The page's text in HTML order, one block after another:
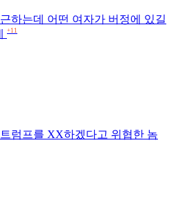
하는데 어떤 여자가 버정에 있길
+11
럼프를 XX하겠다고 위협한 놈